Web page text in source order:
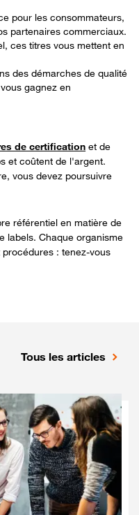
pour les consommateurs,
partenaires commerciaux.
ces titres vous mettent en
des démarches de qualité
gagnez en
de certification et de
et coûtent de l'argent.
vous devez poursuivre
référentiel en matière de
labels. Chaque organisme
: tenez-vous
Tous les articles